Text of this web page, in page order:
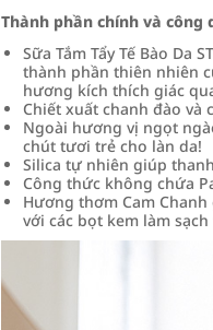
Thành phần chính và công
Sữa Tắm Tẩy Tế Bào Da
thành phần thiên nhiên
hương kích thích giác
Chiết xuất chanh đào và
Ngoài hương vị ngọt
chút tươi trẻ cho làn da!
Silica tự nhiên giúp
Công thức không chứa
Hương thơm Cam
với các bọt kem làm